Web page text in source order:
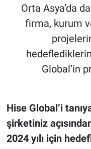
Orta Asya’da
firma, kurum
Global’in
Hise Global’i
şirketiniz
2024 yılı için